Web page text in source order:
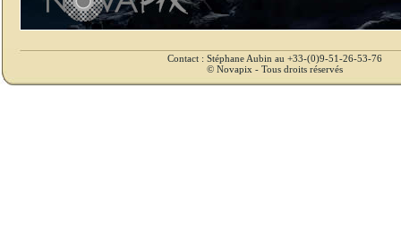
Contact : Stéphane Aubin au +33-(0)9-51-26-53-76
© Novapix - Tous droits réservés